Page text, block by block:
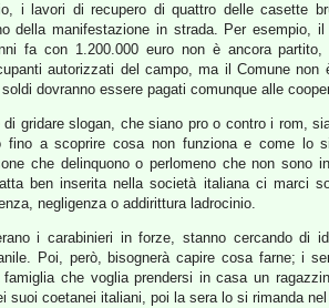
i lavori di recupero di quattro delle casette
della manifestazione in strada. Per esempio,
fa con 1.200.000 euro non è ancora
autorizzati del campo, ma il Comune
dovranno essere pagati comunque alle
di gridare slogan, che siano pro o contro i rom,
fino a scoprire cosa non funziona e come
che delinquono o perlomeno che non
ben inserita nella società italiana ci marci
negligenza o addirittura ladrocinio.
i carabinieri in forze, stanno cercando di
Poi, però, bisognerà capire cosa farne; i
che voglia prendersi in casa un
suoi coetanei italiani, poi la sera lo si rimanda